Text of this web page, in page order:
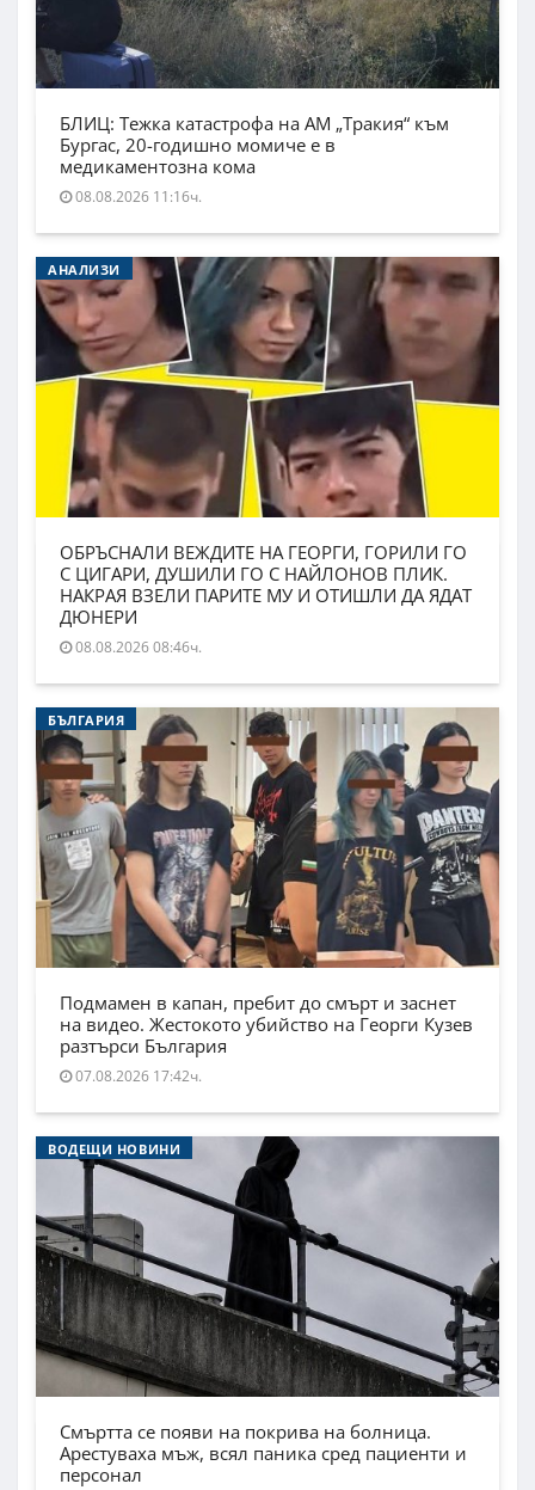
БЛИЦ: Тежка катастрофа на АМ „Тракия“ към
Бургас, 20-годишно момиче е в
медикаментозна кома
08.08.2026 11:16ч.
АНАЛИЗИ
ОБРЪСНАЛИ ВЕЖДИТЕ НА ГЕОРГИ, ГОРИЛИ ГО
С ЦИГАРИ, ДУШИЛИ ГО С НАЙЛОНОВ ПЛИК.
НАКРАЯ ВЗЕЛИ ПАРИТЕ МУ И ОТИШЛИ ДА ЯДАТ
ДЮНЕРИ
08.08.2026 08:46ч.
БЪЛГАРИЯ
Подмамен в капан, пребит до смърт и заснет
на видео. Жестокото убийство на Георги Кузев
разтърси България
07.08.2026 17:42ч.
ВОДЕЩИ НОВИНИ
Смъртта се появи на покрива на болница.
Арестуваха мъж, всял паника сред пациенти и
персонал